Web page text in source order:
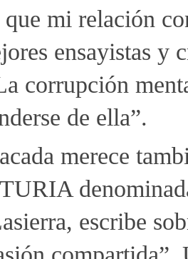
que mi relación
ensayistas y
corrupción
de ella”.
merece
escribe